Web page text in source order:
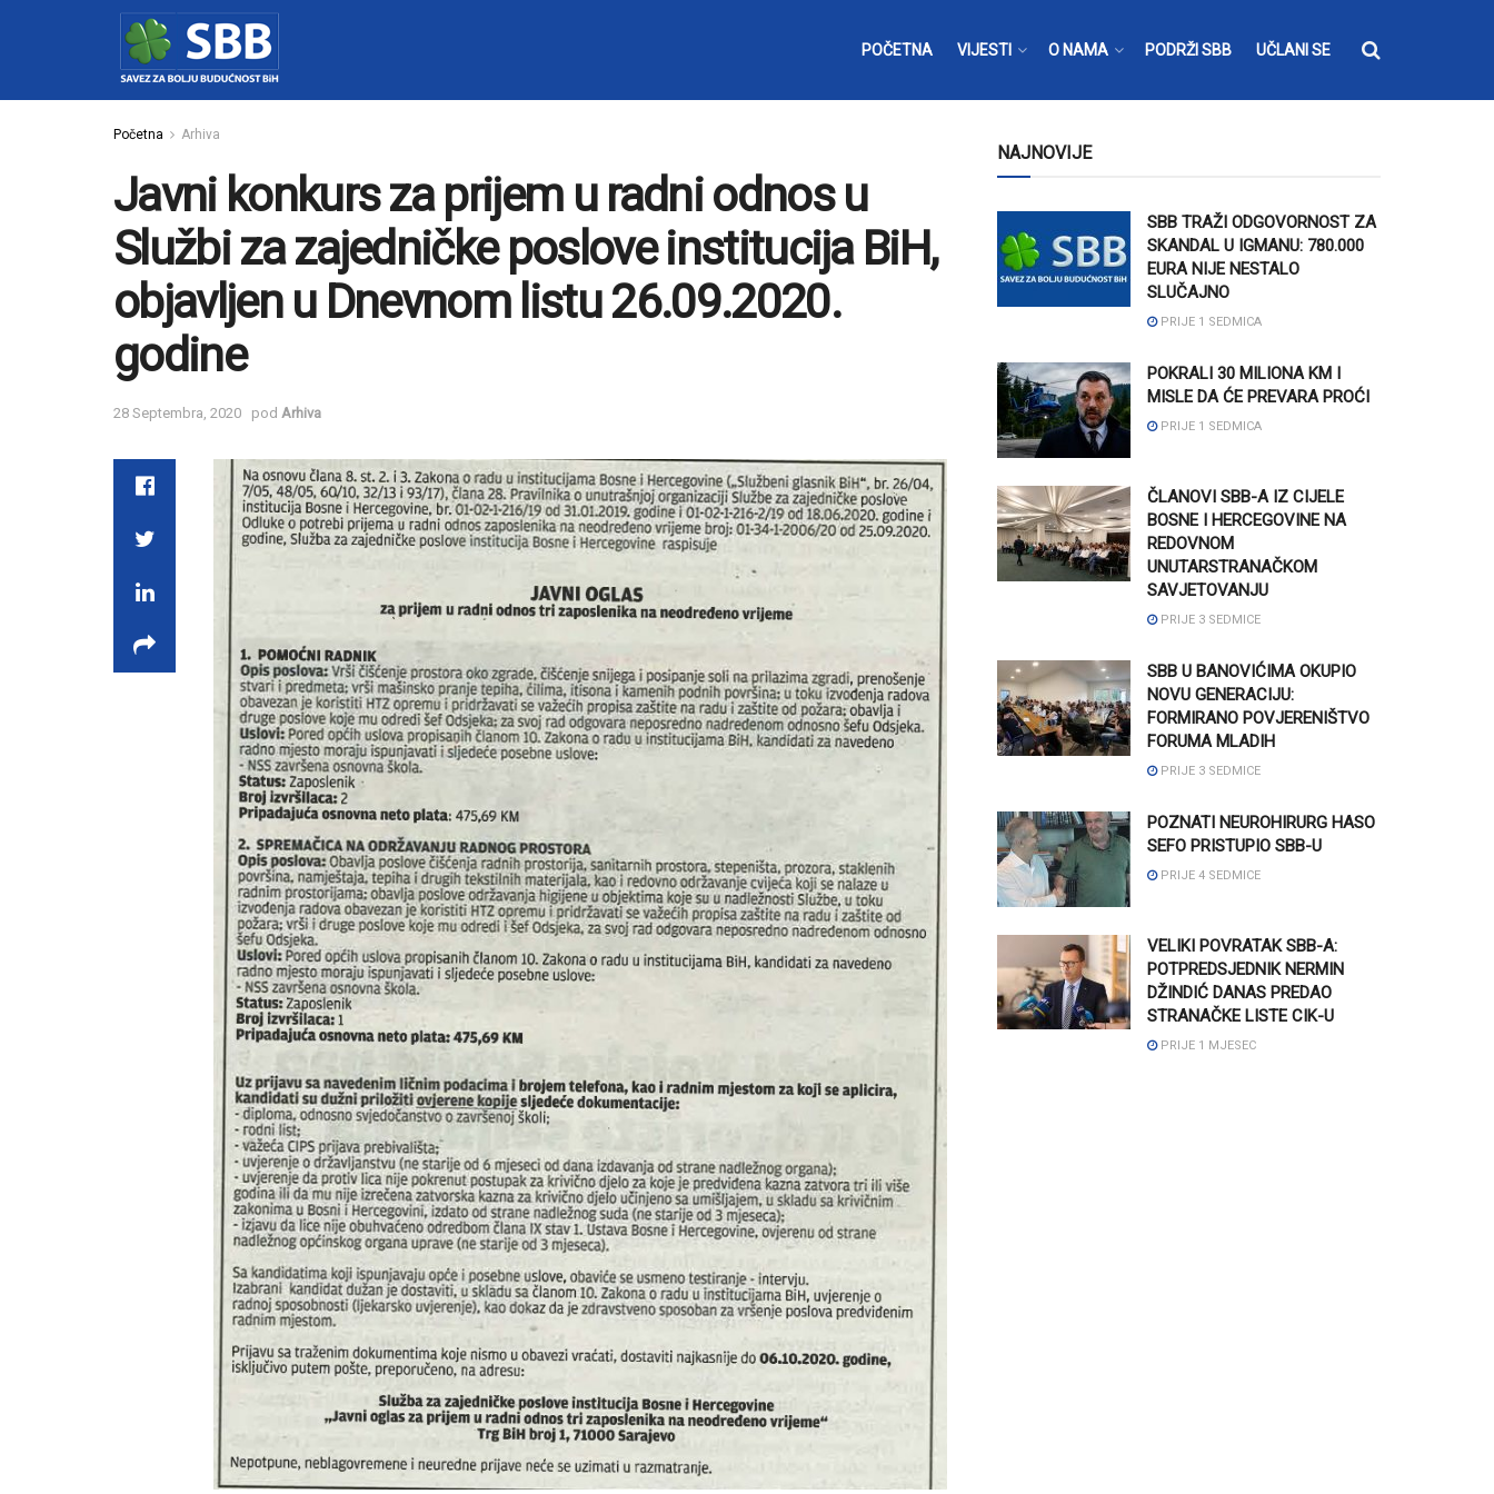
POČETNA VIJESTI O NAMA PODRŽI SBB UČLANI SE
Početna Arhiva
Javni konkurs za prijem u radni odnos u
Službi za zajedničke poslove institucija BiH,
objavljen u Dnevnom listu 26.09.2020.
godine
28 Septembra, 2020 pod Arhiva
NAJNOVIJE
SBB TRAŽI ODGOVORNOST ZA
SKANDAL U IGMANU: 780.000
EURA NIJE NESTALO
SLUČAJNO
PRIJE 1 SEDMICA
POKRALI 30 MILIONA KM I
MISLE DA ĆE PREVARA PROĆI
PRIJE 1 SEDMICA
ČLANOVI SBB-A IZ CIJELE
BOSNE I HERCEGOVINE NA
REDOVNOM
UNUTARSTRANAČKOM
SAVJETOVANJU
PRIJE 3 SEDMICE
SBB U BANOVIĆIMA OKUPIO
NOVU GENERACIJU:
FORMIRANO POVJERENIŠTVO
FORUMA MLADIH
PRIJE 3 SEDMICE
POZNATI NEUROHIRURG HASO
SEFO PRISTUPIO SBB-U
PRIJE 4 SEDMICE
VELIKI POVRATAK SBB-A:
POTPREDSJEDNIK NERMIN
DŽINDIĆ DANAS PREDAO
STRANAČKE LISTE CIK-U
PRIJE 1 MJESEC